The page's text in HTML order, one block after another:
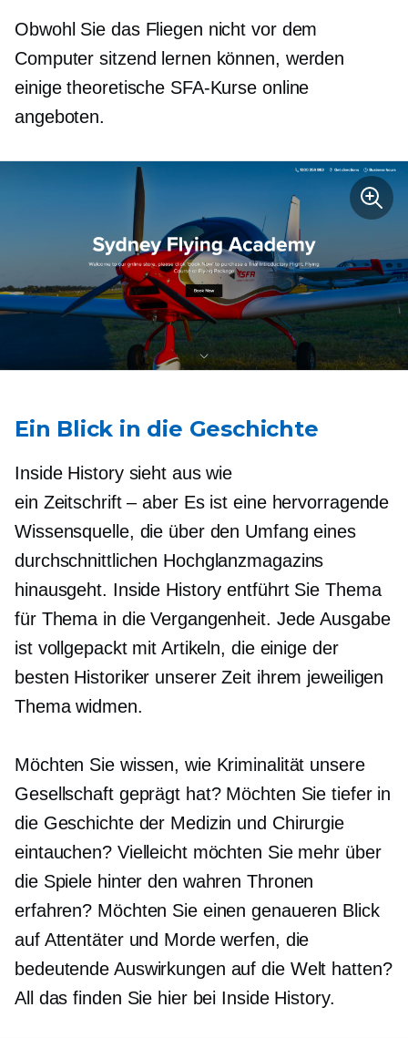
Obwohl Sie das Fliegen nicht vor dem
Computer sitzend lernen können, werden
einige theoretische SFA-Kurse online
angeboten.
Ein Blick in die Geschichte
Inside History sieht aus wie
ein Zeitschrift – aberEs ist eine hervorragende
Wissensquelle, die über den Umfang eines
durchschnittlichen Hochglanzmagazins
hinausgeht. Inside History entführt Sie Thema
für Thema in die Vergangenheit. Jede Ausgabe
ist vollgepackt mit Artikeln, die einige der
besten Historiker unserer Zeit ihrem jeweiligen
Thema widmen.
Möchten Sie wissen, wie Kriminalität unsere
Gesellschaft geprägt hat? Möchten Sie tiefer in
die Geschichte der Medizin und Chirurgie
eintauchen? Vielleicht möchten Sie mehr über
die Spiele hinter den wahren Thronen
erfahren? Möchten Sie einen genaueren Blick
auf Attentäter und Morde werfen, die
bedeutende Auswirkungen auf die Welt hatten?
All das finden Sie hier bei Inside History.